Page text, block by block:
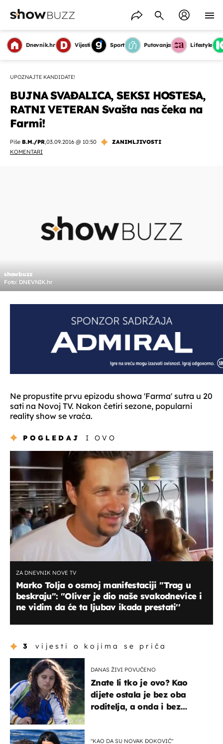
Dnevnik.hr Vijesti Sport Putovanja Lifestyle
UPOZNAJTE KANDIDATE!
BUJNA SVAĐALICA, SEKSI HOSTESA,
RATNI VETERAN Svašta nas čeka na
Farmi!
Piše B.M./PR,03.09.2016 @ 10:50
ZANIMLJIVOSTI
KOMENTARI
showbuzz
Foto: DNEVNIK.hr
Ne propustite prvu epizodu showa 'Farma' sutra u 20
sati na Novoj TV. Nakon četiri sezone, popularni
reality show se vraća.
POGLEDAJ I OVO
ZA DNEVNIK NOVE TV
Marko Tolja o osmoj manifestaciji ''Trag u
beskraju'': ''Oliver je dio naše svakodnevice i
ne vidim da će ta ljubav ikada prestati''
3 vijesti o kojima se priča
DANAS ŽIVI POVUČENO
Znate li tko je ovo? Kao
dijete ostala je bez oba
roditelja, a onda i bez
"KAO DA SU NOVAK ĐOKOVIĆ"